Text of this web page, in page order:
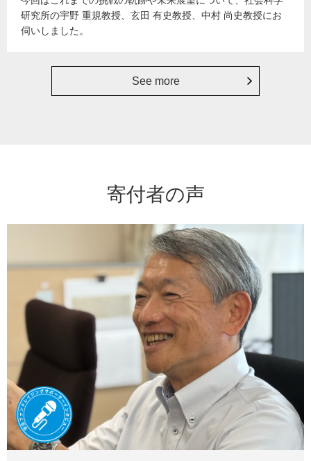
研究所の宇野 重規教授、玄田 有史教授、中村 尚史教授にお
伺いしました。
See more
寄付者の声